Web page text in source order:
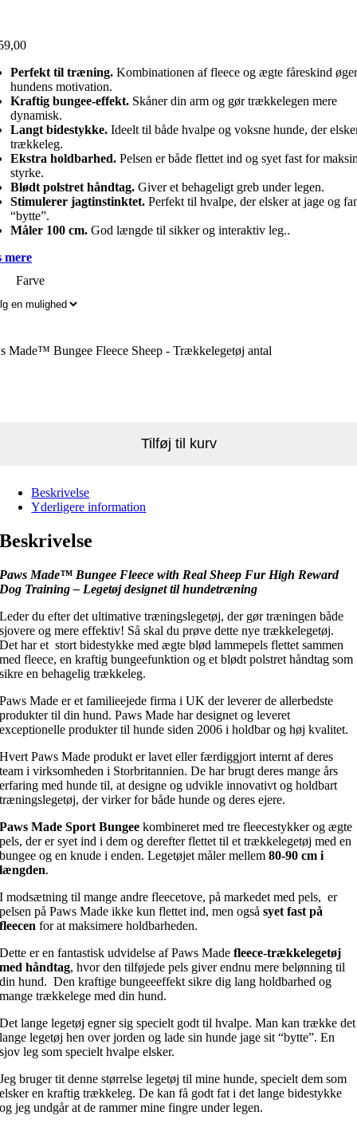
Perfekt til træning. Kombinationen af fleece og ægte fåreskind øger
hundens motivation.
Kraftig bungee-effekt. Skåner din arm og gør trækkelegen mere
dynamisk.
Langt bidestykke. Ideelt til både hvalpe og voksne hunde, der
trækkeleg.
Ekstra holdbarhed. Pelsen er både flettet ind og syet fast for
styrke.
Blødt polstret håndtag. Giver et behageligt greb under legen.
Stimulerer jagtinstinktet. Perfekt til hvalpe, der elsker at jage og
“bytte”.
Måler 100 cm. God længde til sikker og interaktiv leg..
mere
Farve
Made™ Bungee Fleece Sheep - Trækkelegetøj antal
Tilføj til kurv
Beskrivelse
Yderligere information
Beskrivelse
Paws Made™ Bungee Fleece with Real Sheep Fur High Reward
Dog Training– Legetøj designet til hundetræning
Leder du efter det ultimative træningslegetøj, der gør træningen både
sjovere og mere effektiv! Så skal du prøve dette nye trækkelegetøj.
Det har et stort bidestykke med ægte blød lammepels flettet sammen
med fleece, en kraftig bungeefunktion og et blødt polstret håndtag som
sikre en behagelig trækkeleg.
Paws Made er et familieejede firma i UK der leverer de allerbedste
produkter til din hund. Paws Made har designet og leveret
exceptionelle produkter til hunde siden 2006 i holdbar og høj kvalitet.
Hvert Paws Made produkt er lavet eller færdiggjort internt af deres
team i virksomheden i Storbritannien. De har brugt deres mange års
erfaring med hunde til, at designe og udvikle innovativt og holdbart
træningslegetøj, der virker for både hunde og deres ejere.
Paws Made Sport Bungee kombineret med tre fleecestykker og ægte
pels, der er syet ind i dem og derefter flettet til et trækkelegetøj med en
bungee og en knude i enden. Legetøjet måler mellem80-90 cm i
længden.
I modsætning til mange andre fleecetove, på markedet med pels, er
pelsen på Paws Made ikke kun flettet ind, men ogsåsyet fast på
fleecen for at maksimere holdbarheden.
Dette er en fantastisk udvidelse af Paws Madefleece-trækkelegetøj
med håndtag, hvor den tilføjede pels giver endnu mere belønning til
din hund. Den kraftige bungeeeffekt sikre dig lang holdbarhed og
mange trækkelege med din hund.
Det lange legetøj egner sig specielt godt til hvalpe. Man kan trække det
lange legetøj hen over jorden og lade sin hunde jage sit “bytte”. En
sjov leg som specielt hvalpe elsker.
Jeg bruger tit denne størrelse legetøj til mine hunde, specielt dem som
elsker en kraftig trækkeleg. De kan få godt fat i det lange bidestykke
og jeg undgår at de rammer mine fingre under legen.